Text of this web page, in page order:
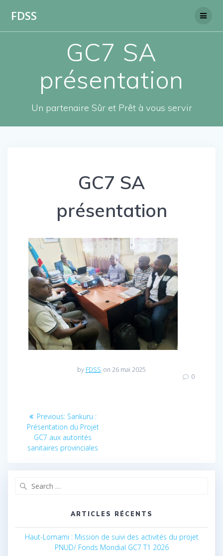
FDSS
GC7 SA
présentation
Un partenaire Sûr et Prêt à vous servir
GC7 SA
présentation
by FDSS on 26 mai 2025
0
Navigation
l’article
Previous: Previous
post:
Sankuru :
Présentation du Projet
GC7 aux autorités
sanitaires provinciales
ARTICLES RÉCENTS
Haut-Lomami : Mission de suivi des activités du projet
PNUD/ Fonds Mondial GC7 T1 2026